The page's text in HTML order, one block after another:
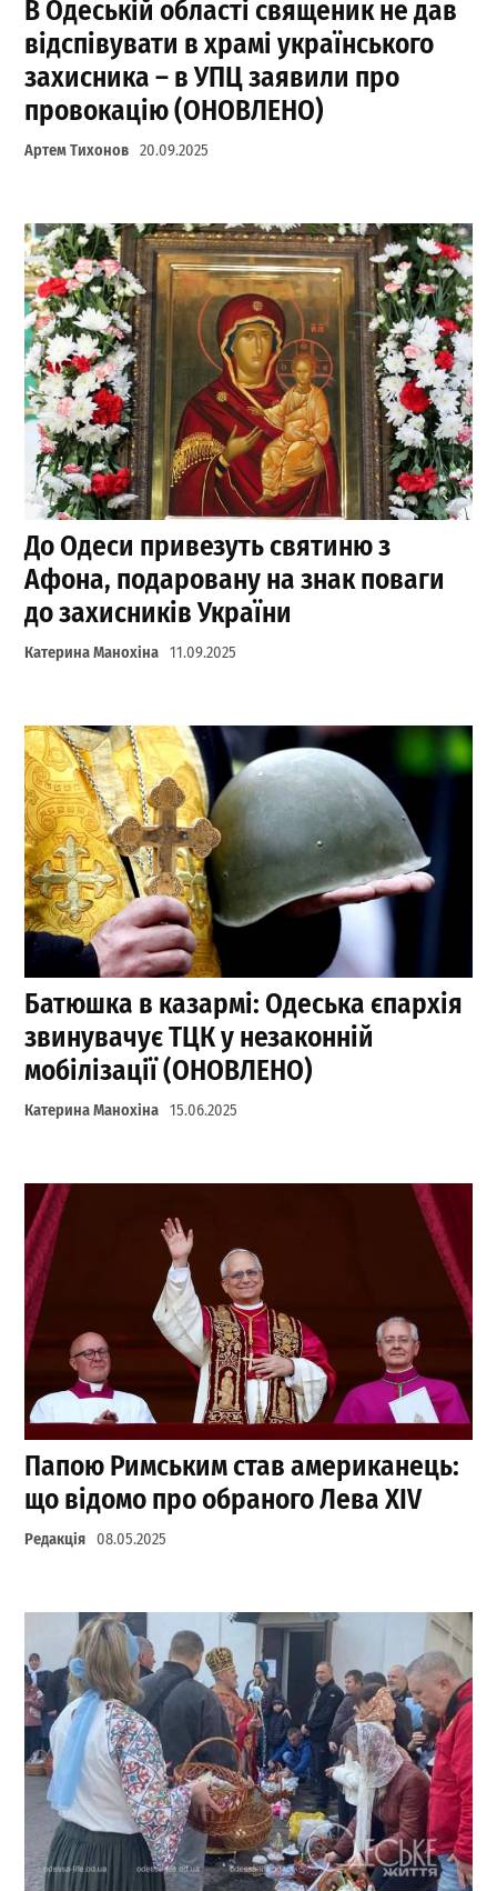
В Одеській області священик не дав
відспівувати в храмі українського
захисника – в УПЦ заявили про
провокацію (ОНОВЛЕНО)
Артем Тихонов 20.09.2025
До Одеси привезуть святиню з
Афона, подаровану на знак поваги
до захисників України
Катерина Манохіна 11.09.2025
Батюшка в казармі: Одеська єпархія
звинувачує ТЦК у незаконній
мобілізації (ОНОВЛЕНО)
Катерина Манохіна 15.06.2025
Папою Римським став американець:
що відомо про обраного Лева XIV
Редакція 08.05.2025